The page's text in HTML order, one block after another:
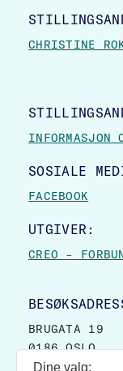
CHRISTINE
INFORMASJON
SOSIALE
FACEBOOK
UTGIVER:
CREO –
BRUGATA 19
0186 OSLO
Dine valg: